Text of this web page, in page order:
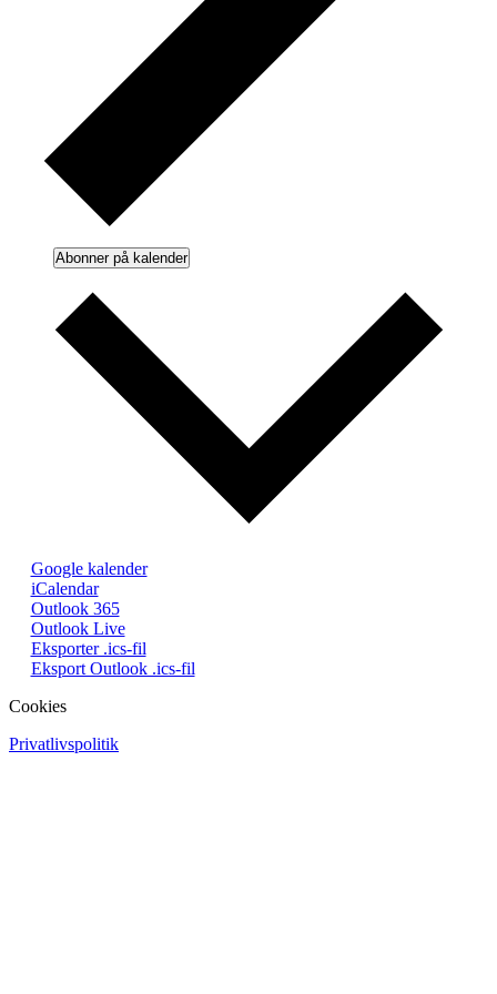
Abonner på kalender
Google kalender
iCalendar
Outlook 365
Outlook Live
Eksporter .ics-fil
Eksport Outlook .ics-fil
Cookies
Privatlivspolitik